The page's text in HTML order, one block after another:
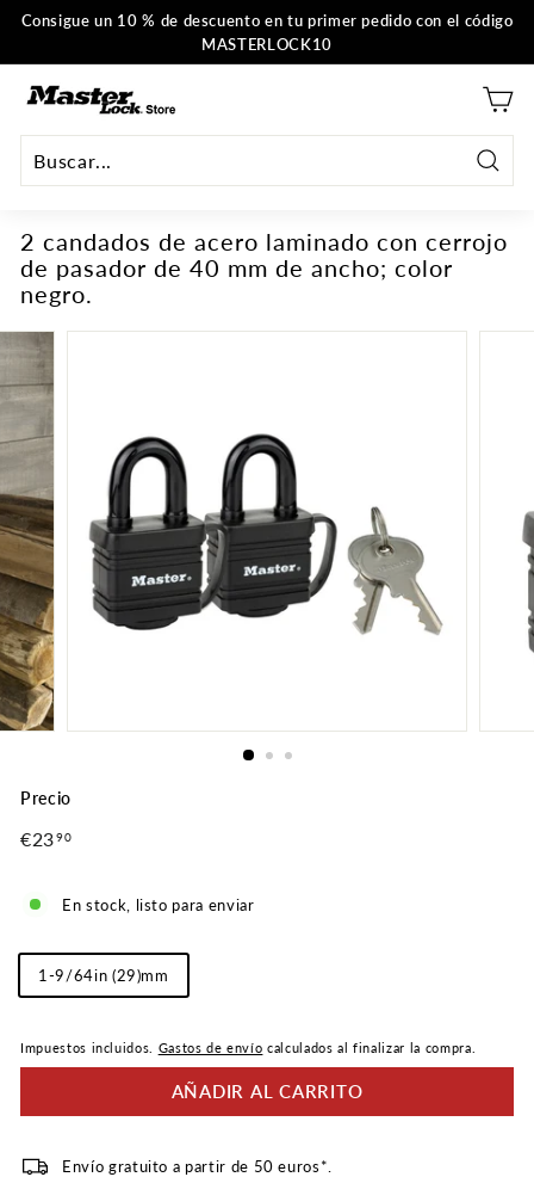
contenido
Pausar
Consigue un 10 % de descuento en tu primer pedido con el código
MASTERLOCK10
M
t
r
L
o
c
U
E
2 candados de acero laminado con cerrojo
de pasador de 40 mm de ancho; color
negro.
Precio
Precio
€2390
En stock, listo para enviar
Longitud
del
1-9/64in (29)mm
Impuestos incluidos. Gastos de envío calculados al finalizar la compra.
AÑADIR AL CARRITO
Envío gratuito a partir de 50 euros*.